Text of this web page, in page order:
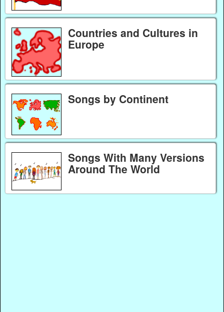
Countries and Cultures in
Europe
Songs by Continent
Songs With Many Versions
Around The World